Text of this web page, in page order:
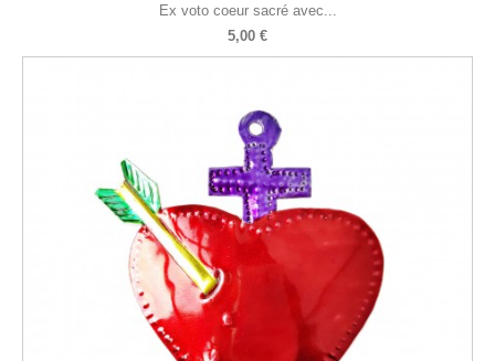
Ex voto coeur sacré avec...
5,00 €